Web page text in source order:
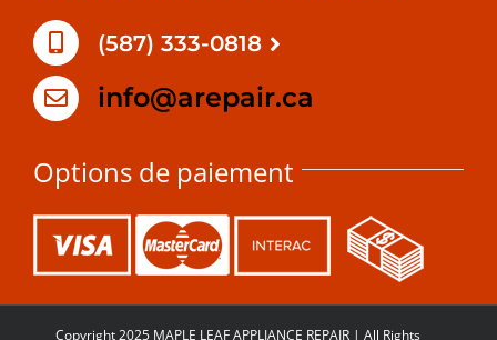
(587) 333-0818
info@arepair.ca
Options de paiement
Copyright 2025 MAPLE LEAF APPLIANCE REPAIR | All Rights